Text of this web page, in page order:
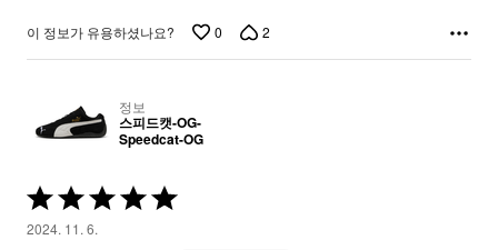
이 정보가 유용하셨나요? 0 2
정보
스피드캣-OG-
Speedcat-OG
5
중
2024. 11. 6.